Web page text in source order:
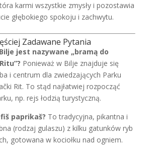
karmi wszystkie zmysły i pozostawia
głębokiego spokoju i zachwytu.
Zadawane Pytania
jest nazywane „bramą do
Ponieważ w Bilje znajduje się
i centrum dla zwiedzających Parku
Rit. To stąd najłatwiej rozpocząć
np. rejs łodzią turystyczną.
paprikaš? To tradycyjna, pikantna i
(rodzaj gulaszu) z kilku gatunków ryb
gotowana w kociołku nad ogniem.